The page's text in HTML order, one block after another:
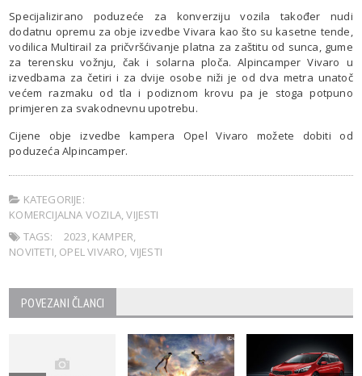
Specijalizirano poduzeće za konverziju vozila također nudi
dodatnu opremu za obje izvedbe Vivara kao što su kasetne tende,
vodilica Multirail za pričvršćivanje platna za zaštitu od sunca, gume
za terensku vožnju, čak i solarna ploča. Alpincamper Vivaro u
izvedbama za četiri i za dvije osobe niži je od dva metra unatoč
većem razmaku od tla i podiznom krovu pa je stoga potpuno
primjeren za svakodnevnu upotrebu.
Cijene obje izvedbe kampera Opel Vivaro možete dobiti od
poduzeća Alpincamper.
KATEGORIJE:
KOMERCIJALNA VOZILA,VIJESTI
TAGS:
2023, KAMPER,
NOVITETI, OPEL VIVARO, VIJESTI
POVEZANI ČLANCI